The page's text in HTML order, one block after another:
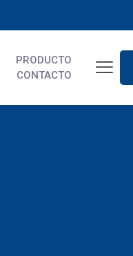
PRODUCTO
CONTACTO